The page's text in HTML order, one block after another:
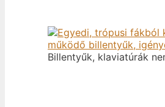
Billentyűk, klaviatúrák